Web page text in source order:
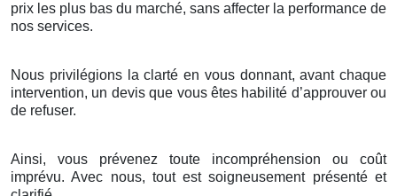
prix les plus bas du marché, sans affecter la performance de
nos services.
Nous privilégions la clarté en vous donnant, avant chaque
intervention, un devis que vous êtes habilité d’approuver ou
de refuser.
Ainsi, vous prévenez toute incompréhension ou coût
imprévu. Avec nous, tout est soigneusement présenté et